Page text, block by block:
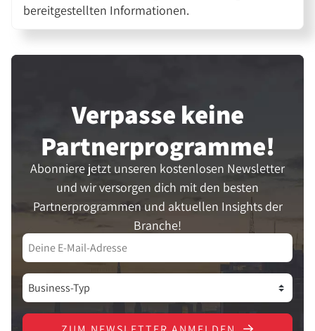
bereitgestellten Informationen.
Verpasse keine
Partner­programme!
Abonniere jetzt unseren kostenlosen Newsletter
und wir versorgen dich mit den besten
Partnerprogrammen und aktuellen Insights der
Branche!